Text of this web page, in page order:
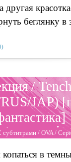
другая
беглянку в
/
JAP)
субтитрами / OVA/
копаться в